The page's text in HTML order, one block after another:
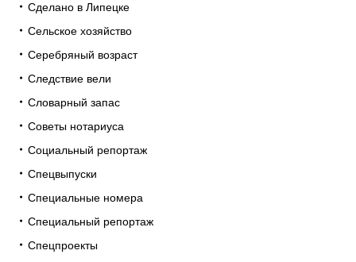
Сделано в Липецке
Сельское хозяйство
Серебряный возраст
Следствие вели
Словарный запас
Советы нотариуса
Социальный репортаж
Спецвыпуски
Специальные номера
Специальный репортаж
Спецпроекты